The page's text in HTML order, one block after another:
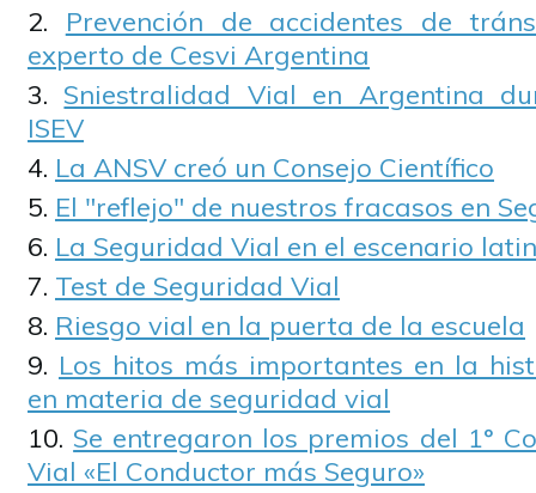
Prevención de accidentes de
experto de Cesvi Argentina
Sniestralidad Vial en Argentina
ISEV
La ANSV creó un Consejo Científico
El "reflejo" de nuestros fracasos en
La Seguridad Vial en el escenario
Test de Seguridad Vial
Riesgo vial en la puerta de la escuela
Los hitos más importantes en la
en materia de seguridad vial
Se entregaron los premios del 1°
Vial «El Conductor más Seguro»